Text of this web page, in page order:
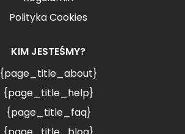
Polityka Cookies
KIM JESTEŚMY?
{page_title_about}
{page_title_help}
{page_title_faq}